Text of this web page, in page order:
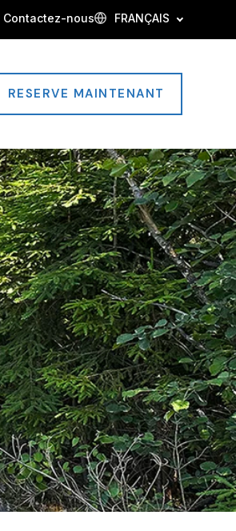
Contactez-nous FRANÇAIS
RESERVE MAINTENANT